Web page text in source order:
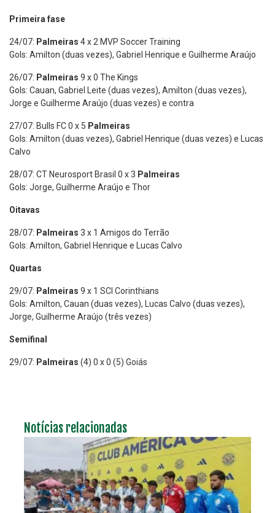
Primeira fase
24/07: Palmeiras 4 x 2 MVP Soccer Training
Gols: Amilton (duas vezes), Gabriel Henrique e Guilherme Araújo
26/07: Palmeiras 9 x 0 The Kings
Gols: Cauan, Gabriel Leite (duas vezes), Amilton (duas vezes),
Jorge e Guilherme Araújo (duas vezes) e contra
27/07: Bulls FC 0 x 5 Palmeiras
Gols: Amilton (duas vezes), Gabriel Henrique (duas vezes) e Lucas
Calvo
28/07: CT Neurosport Brasil 0 x 3 Palmeiras
Gols: Jorge, Guilherme Araújo e Thor
Oitavas
28/07: Palmeiras 3 x 1 Amigos do Terrão
Gols: Amilton, Gabriel Henrique e Lucas Calvo
Quartas
29/07: Palmeiras 9 x 1 SCI Corinthians
Gols: Amilton, Cauan (duas vezes), Lucas Calvo (duas vezes),
Jorge, Guilherme Araújo (três vezes)
Semifinal
29/07: Palmeiras (4) 0 x 0 (5) Goiás
Notícias relacionadas